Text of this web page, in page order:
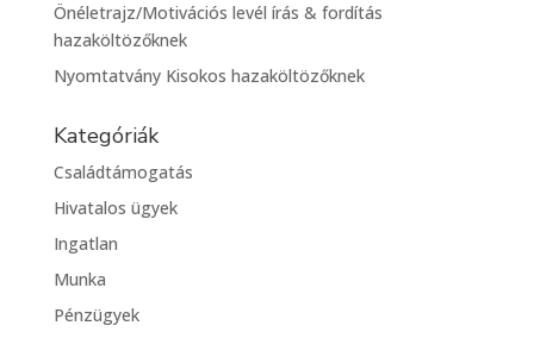
Önéletrajz/Motivációs levél írás & fordítás
hazaköltözőknek
Nyomtatvány Kisokos hazaköltözőknek
Kategóriák
Családtámogatás
Hivatalos ügyek
Ingatlan
Munka
Pénzügyek